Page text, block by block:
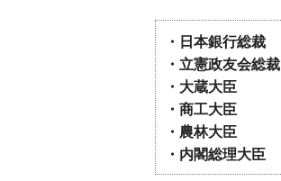
・日本銀行総裁
・立憲政友会総裁
・大蔵大臣
・商工大臣
・農林大臣
・内閣総理大臣